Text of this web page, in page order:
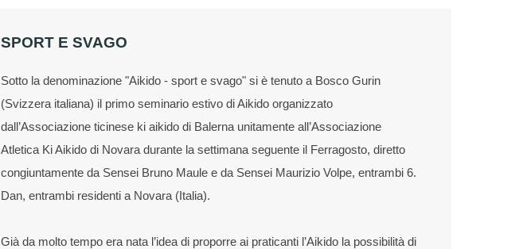
SPORT E SVAGO
Sotto la denominazione "Aikido - sport e svago" si è tenuto a Bosco Gurin
(Svizzera italiana) il primo seminario estivo di Aikido organizzato
dall’Associazione ticinese ki aikido di Balerna unitamente all’Associazione
Atletica Ki Aikido di Novara durante la settimana seguente il Ferragosto, diretto
congiuntamente da Sensei Bruno Maule e da Sensei Maurizio Volpe, entrambi 6.
Dan, entrambi residenti a Novara (Italia).
Già da molto tempo era nata l’idea di proporre ai praticanti l’Aikido la possibilità di